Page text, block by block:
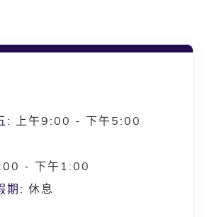
: 上午9:00 - 下午5:00
- 下午1:00
期: 休息